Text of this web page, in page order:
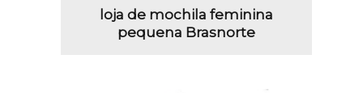
loja de mochila feminina
pequena Brasnorte